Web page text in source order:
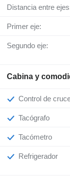
Distancia entre
Primer eje:
Segundo eje:
Cabina y
Control de
Tacógrafo
Tacómetro
Refrigerador